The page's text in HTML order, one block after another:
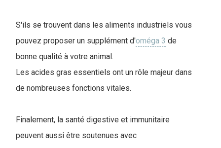
S'ils se trouvent dans les aliments industriels vous
pouvez proposer un supplément d'oméga 3 de
bonne qualité à votre animal.
Les acides gras essentiels ont un rôle majeur dans
de nombreuses fonctions vitales.
Finalement, la santé digestive et immunitaire
peuvent aussi être soutenues avec